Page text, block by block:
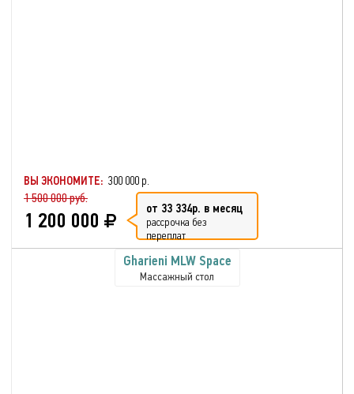
ВЫ ЭКОНОМИТЕ: 300 000 р.
1 500 000 руб.
1 200 000 от 33 334р. в месяц
рассрочка без
переплат
Gharieni MLW Space
Массажный стол